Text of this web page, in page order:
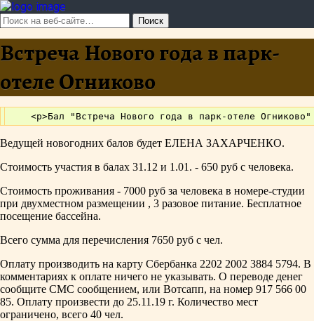
Встреча Нового года в парк-
отеле Огниково
Ведущей новогодних балов будет ЕЛЕНА ЗАХАРЧЕНКО.
Стоимость участия в балах 31.12 и 1.01. - 650 руб с человека.
Стоимость проживания - 7000 руб за человека в номере-студии
при двухместном размещении , 3 разовое питание. Бесплатное
посещение бассейна.
Всего сумма для перечисления 7650 руб с чел.
Оплату производить на карту Сбербанка 2202 2002 3884 5794. В
комментариях к оплате ничего не указывать. О переводе денег
сообщите СМС сообщением, или Вотсапп, на номер 917 566 00
85. Оплату произвести до 25.11.19 г. Количество мест
ограничено, всего 40 чел.